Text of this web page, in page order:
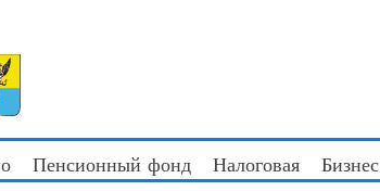
Пенсионный фонд Налоговая Бизнес